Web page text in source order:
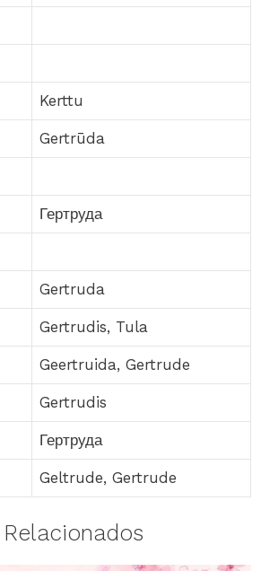
Kerttu
Gertrūda
Гертруда
Gertruda
Gertrudis, Tula
Geertruida, Gertrude
Gertrudis
Гертруда
Geltrude, Gertrude